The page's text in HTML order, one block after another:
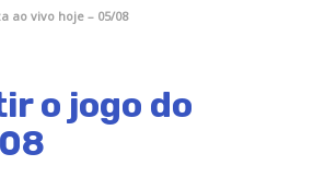
ao vivo hoje – 05/08
o jogo do